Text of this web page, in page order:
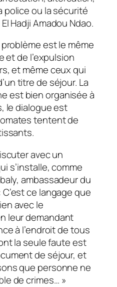
police ou la sécurité
Hadji Amadou Ndao.
est le même
et de l’expulsion
et même ceux qui
titre de séjour. La
est bien organisée à
le dialogue est
tentent de
avec un
s’installe, comme
ambassadeur du
C’est ce langage que
avec le
leur demandant
à l’endroit de tous
la seule faute est
de séjour, et
que personne ne
de crimes… »